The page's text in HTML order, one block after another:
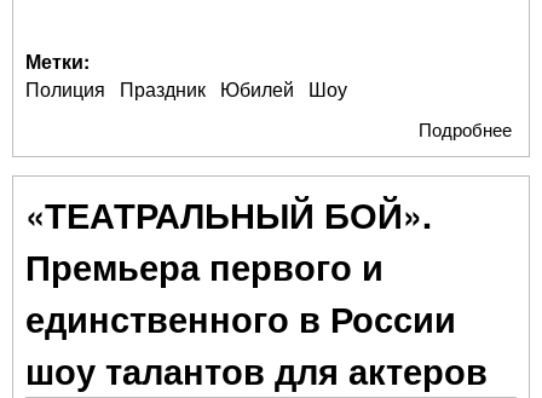
Метки:
Полиция Праздник Юбилей
Шоу
Подробнее
в
«ТЕАТРАЛЬНЫЙ БОЙ».
Премьера первого и
единственного в России
шоу талантов для актеров